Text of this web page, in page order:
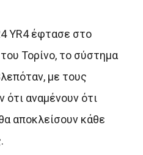
YR4 έφτασε στο
Τορίνο, το σύστημα
με τους
ότι αναμένουν ότι
αποκλείσουν κάθε